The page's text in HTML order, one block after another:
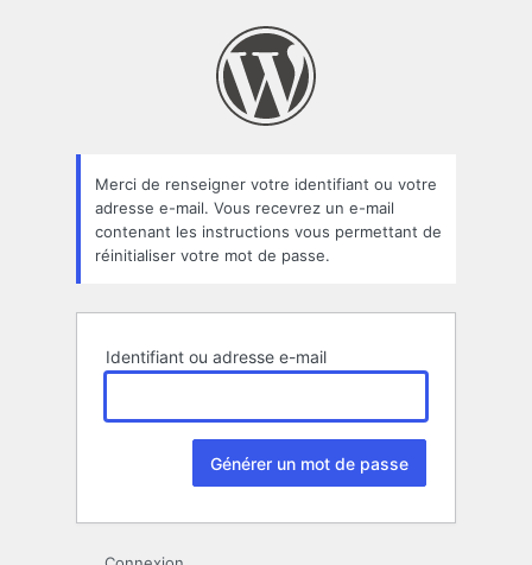
oublié
Merci de renseigner votre identifiant ou votre
adresse e-mail. Vous recevrez un e-mail
contenant les instructions vous permettant de
réinitialiser votre mot de passe.
Identifiant ou adresse e-mail